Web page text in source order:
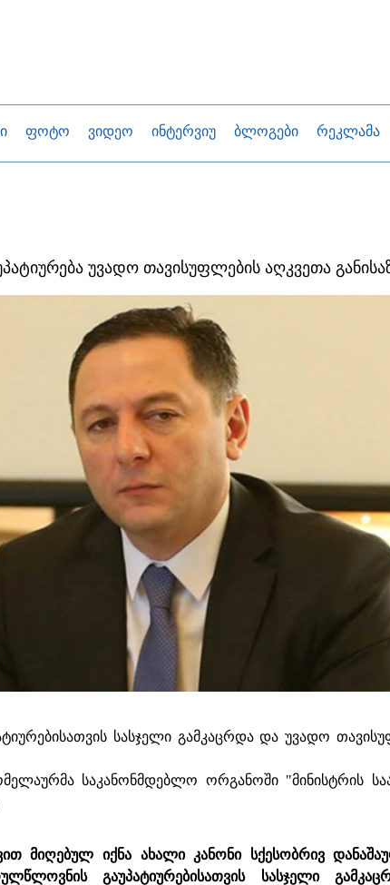
ფოტო ვიდეო ინტერვიუ ბლოგები რეკლამა
უვადო თავისუფლების აღკვეთა
სასჯელი გამკაცრდა და უვადო
საკანონმდებლო ორგანოში "მინისტრის
მიღებულ იქნა ახალი კანონი სქესობრივ
გაუპატიურებისათვის სასჯელი